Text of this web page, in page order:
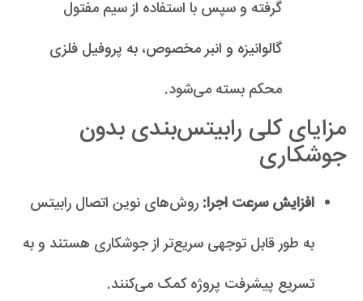
گرفته و سپس با استفاده از سیم مفتول
گالوانیزه و انبر مخصوص، به پروفیل فلزی
محکم بسته می‌شود.
مزایای کلی رابیتس‌بندی بدون
جوشکاری
افزایش سرعت اجرا: روش‌های نوین اتصال رابیتس
به طور قابل توجهی سریع‌تر از جوشکاری هستند و به
تسریع پیشرفت پروژه کمک می‌کنند.